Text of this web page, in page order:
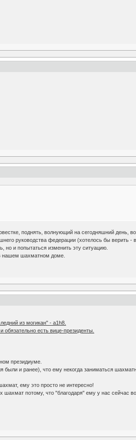
поднять, волнующий на сегодняшний день,
руководства федерации (хотелось бы верить -
но и попытаться изменить эту ситуацию.
нашем шахматном доме.
из могикан" - a1h8.
есть вице-президенты.
президиуме.
были и ранее), что ему некогда заниматься
ему это просто не интересно!
потому, что "благодаря" ему у нас сейчас